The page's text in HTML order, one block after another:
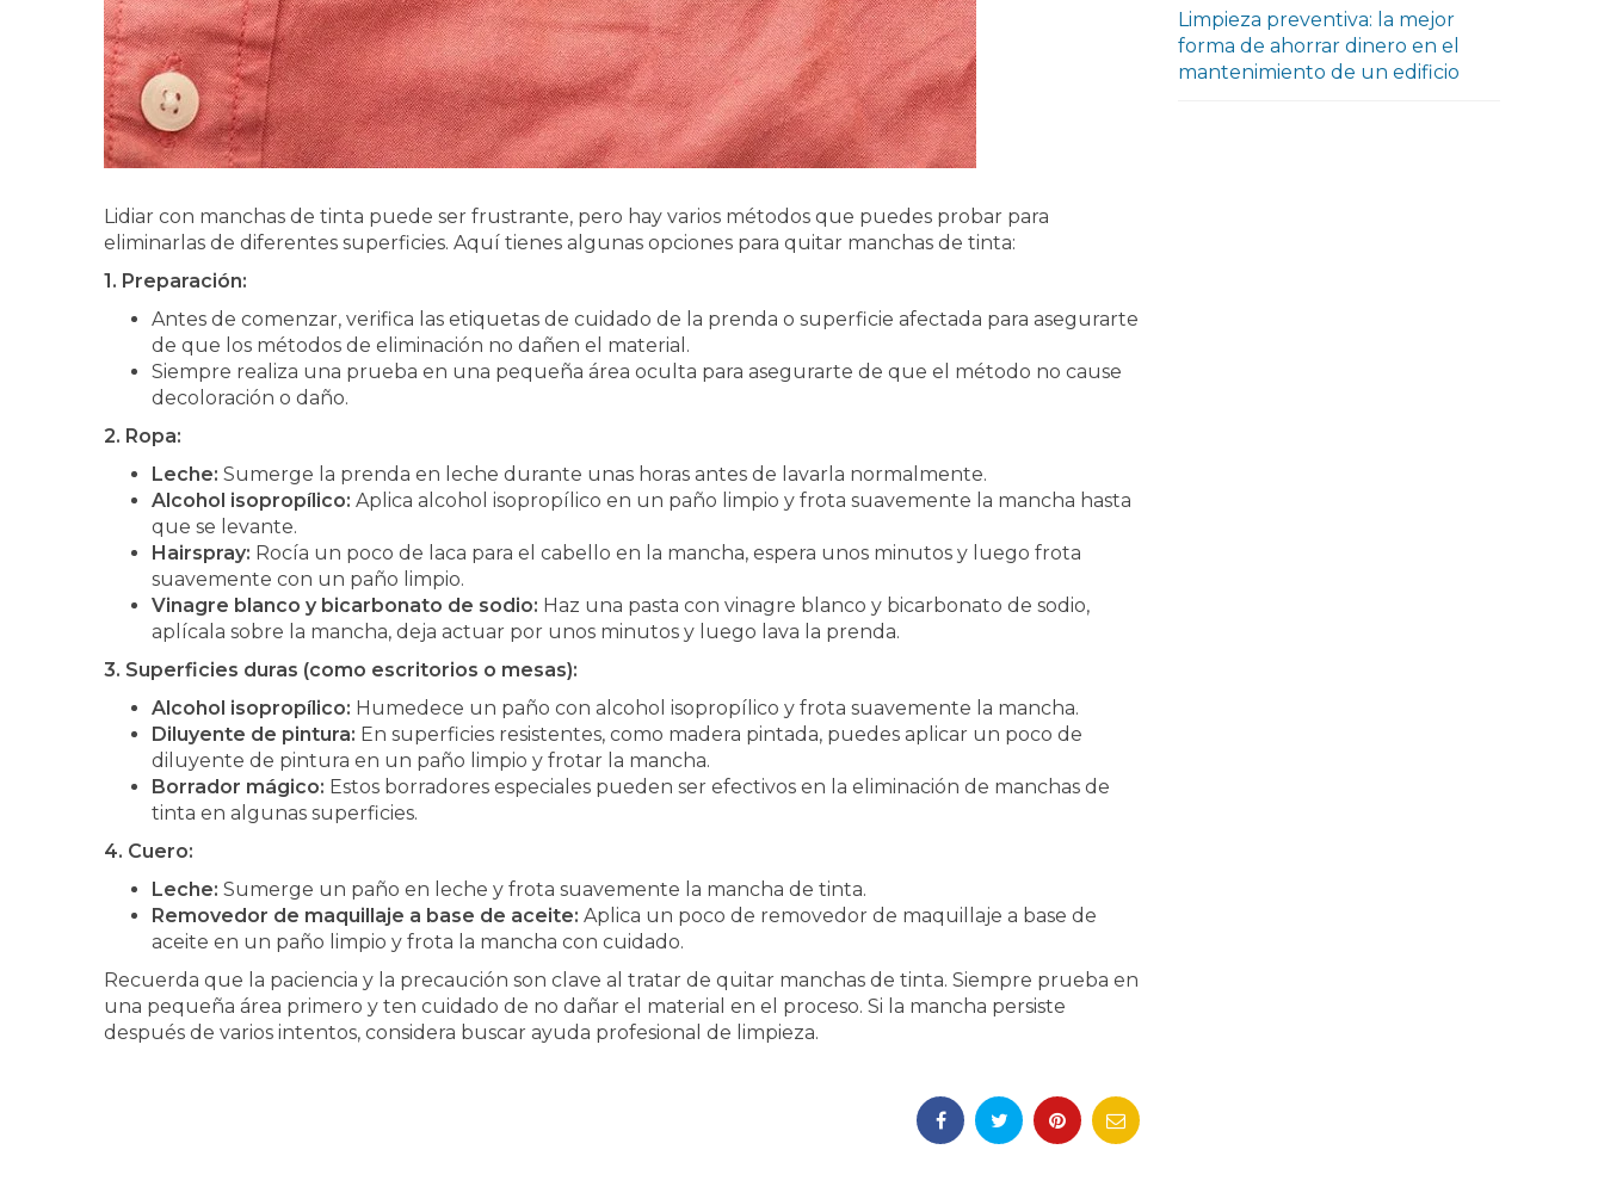
Lidiar con manchas de tinta puede ser frustrante, pero hay varios métodos que puedes probar para
eliminarlas de diferentes superficies. Aquí tienes algunas opciones para quitar manchas de tinta:
1. Preparación:
Antes de comenzar, verifica las etiquetas de cuidado de la prenda o superficie afectada para asegurarte
de que los métodos de eliminación no dañen el material.
Siempre realiza una prueba en una pequeña área oculta para asegurarte de que el método no cause
decoloración o daño.
2. Ropa:
Leche: Sumerge la prenda en leche durante unas horas antes de lavarla normalmente.
Alcohol isopropílico: Aplica alcohol isopropílico en un paño limpio y frota suavemente la mancha hasta
que se levante.
Hairspray: Rocía un poco de laca para el cabello en la mancha, espera unos minutos y luego frota
suavemente con un paño limpio.
Vinagre blanco y bicarbonato de sodio: Haz una pasta con vinagre blanco y bicarbonato de sodio,
aplícala sobre la mancha, deja actuar por unos minutos y luego lava la prenda.
3. Superficies duras (como escritorios o mesas):
Alcohol isopropílico: Humedece un paño con alcohol isopropílico y frota suavemente la mancha.
Diluyente de pintura: En superficies resistentes, como madera pintada, puedes aplicar un poco de
diluyente de pintura en un paño limpio y frotar la mancha.
Borrador mágico: Estos borradores especiales pueden ser efectivos en la eliminación de manchas de
tinta en algunas superficies.
4. Cuero:
Leche: Sumerge un paño en leche y frota suavemente la mancha de tinta.
Removedor de maquillaje a base de aceite: Aplica un poco de removedor de maquillaje a base de
aceite en un paño limpio y frota la mancha con cuidado.
Recuerda que la paciencia y la precaución son clave al tratar de quitar manchas de tinta. Siempre prueba en
una pequeña área primero y ten cuidado de no dañar el material en el proceso. Si la mancha persiste
después de varios intentos, considera buscar ayuda profesional de limpieza.
Limpieza preventiva: la mejor
forma de ahorrar dinero en el
mantenimiento de un edificio